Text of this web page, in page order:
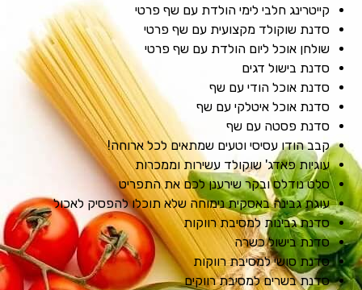
קייטרינג חלבי לימי הולדת עם שף פרטי
סדנת שוקולד מקצועית עם שף פרטי
שולחן אוכל ליום הולדת עם שף פרטי
סדנת בישול דגים
סדנת אוכל הודי עם שף
סדנת אוכל איטלקי עם שף
סדנת פסטה עם שף
קבב הודו עסיסי וטעים שמתאים לכל ארוחה!
עוגיות פאדג' שוקולד עשירות וממכרות
סלט נודלס ובקר שירענן לכם את התפריט
עוגת גבינה באסקית נימוחה שלא תוכלו להפסיק לאכול
סדנת גבינות למסיבת רווקות
סדנת בישול כשרה
סדנת סושי למסיבת רווקות
סדנת בשרים למסיבת רווקים